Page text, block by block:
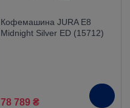
Кофемашина JURA E8
Midnight Silver ED (15712)
78 789 ₴